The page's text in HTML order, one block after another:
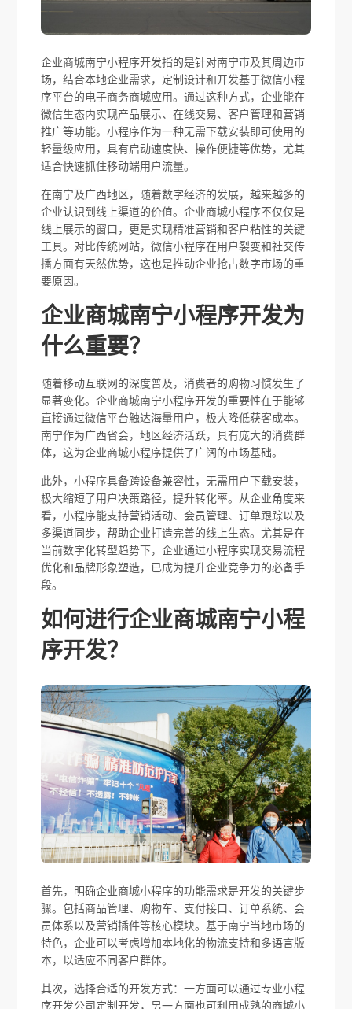
企业商城南宁小程序开发指的是针对南宁市及其周边市
场，结合本地企业需求，定制设计和开发基于微信小程
序平台的电子商务商城应用。通过这种方式，企业能在
微信生态内实现产品展示、在线交易、客户管理和营销
推广等功能。小程序作为一种无需下载安装即可使用的
轻量级应用，具有启动速度快、操作便捷等优势，尤其
适合快速抓住移动端用户流量。
在南宁及广西地区，随着数字经济的发展，越来越多的
企业认识到线上渠道的价值。企业商城小程序不仅仅是
线上展示的窗口，更是实现精准营销和客户粘性的关键
工具。对比传统网站，微信小程序在用户裂变和社交传
播方面有天然优势，这也是推动企业抢占数字市场的重
要原因。
企业商城南宁小程序开发为
什么重要？
随着移动互联网的深度普及，消费者的购物习惯发生了
显著变化。企业商城南宁小程序开发的重要性在于能够
直接通过微信平台触达海量用户，极大降低获客成本。
南宁作为广西省会，地区经济活跃，具有庞大的消费群
体，这为企业商城小程序提供了广阔的市场基础。
此外，小程序具备跨设备兼容性，无需用户下载安装，
极大缩短了用户决策路径，提升转化率。从企业角度来
看，小程序能支持营销活动、会员管理、订单跟踪以及
多渠道同步，帮助企业打造完善的线上生态。尤其是在
当前数字化转型趋势下，企业通过小程序实现交易流程
优化和品牌形象塑造，已成为提升企业竞争力的必备手
段。
如何进行企业商城南宁小程
序开发？
首先，明确企业商城小程序的功能需求是开发的关键步
骤。包括商品管理、购物车、支付接口、订单系统、会
员体系以及营销插件等核心模块。基于南宁当地市场的
特色，企业可以考虑增加本地化的物流支持和多语言版
本，以适应不同客户群体。
其次，选择合适的开发方式：一方面可以通过专业小程
序开发公司定制开发，另一方面也可利用成熟的商城小